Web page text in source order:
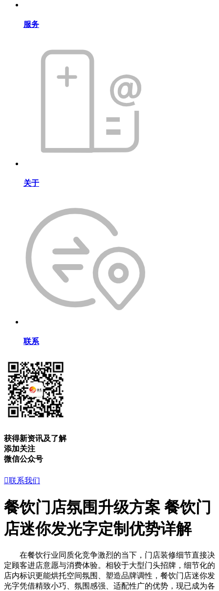
服务
关于
联系
获得新资讯及了解
添加关注
微信公众号
联系我们
餐饮门店氛围升级方案 餐饮门
店迷你发光字定制优势详解
在餐饮行业同质化竞争激烈的当下，门店装修细节直接决
定顾客进店意愿与消费体验。相较于大型门头招牌，细节化的
店内标识更能烘托空间氛围、塑造品牌调性，餐饮门店迷你发
光字凭借精致小巧、氛围感强、适配性广的优势，现已成为各